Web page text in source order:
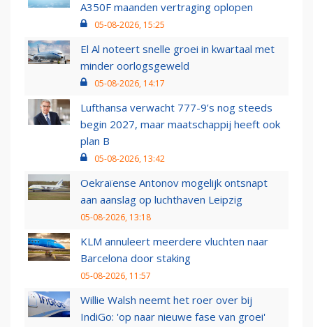
A350F maanden vertraging oplopen
05-08-2026, 15:25
El Al noteert snelle groei in kwartaal met
minder oorlogsgeweld
05-08-2026, 14:17
Lufthansa verwacht 777-9’s nog steeds
begin 2027, maar maatschappij heeft ook
plan B
05-08-2026, 13:42
Oekraïense Antonov mogelijk ontsnapt
aan aanslag op luchthaven Leipzig
05-08-2026, 13:18
KLM annuleert meerdere vluchten naar
Barcelona door staking
05-08-2026, 11:57
Willie Walsh neemt het roer over bij
IndiGo: 'op naar nieuwe fase van groei'